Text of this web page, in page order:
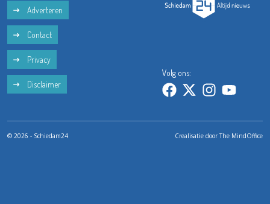
Adverteren
Contact
Privacy
Disclaimer
Volg ons:
© 2026 - Schiedam24 Crealisatie doorThe MindOffice